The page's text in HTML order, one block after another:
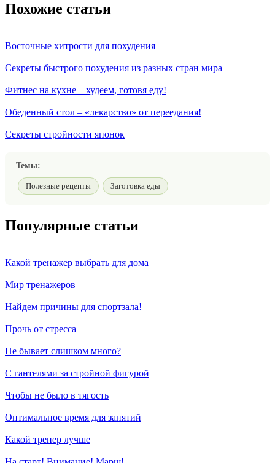
Похожие статьи
Восточные хитрости для похудения
Секреты быстрого похудения из разных стран мира
Фитнес на кухне – худеем, готовя еду!
Обеденный стол – «лекарство» от переедания!
Секреты стройности японок
Темы:
Полезные рецепты Заготовка еды
Популярные статьи
Какой тренажер выбрать для дома
Мир тренажеров
Найдем причины для спортзала!
Прочь от стресса
Не бывает слишком много?
С гантелями за стройной фигурой
Чтобы не было в тягость
Оптимальное время для занятий
Какой тренер лучше